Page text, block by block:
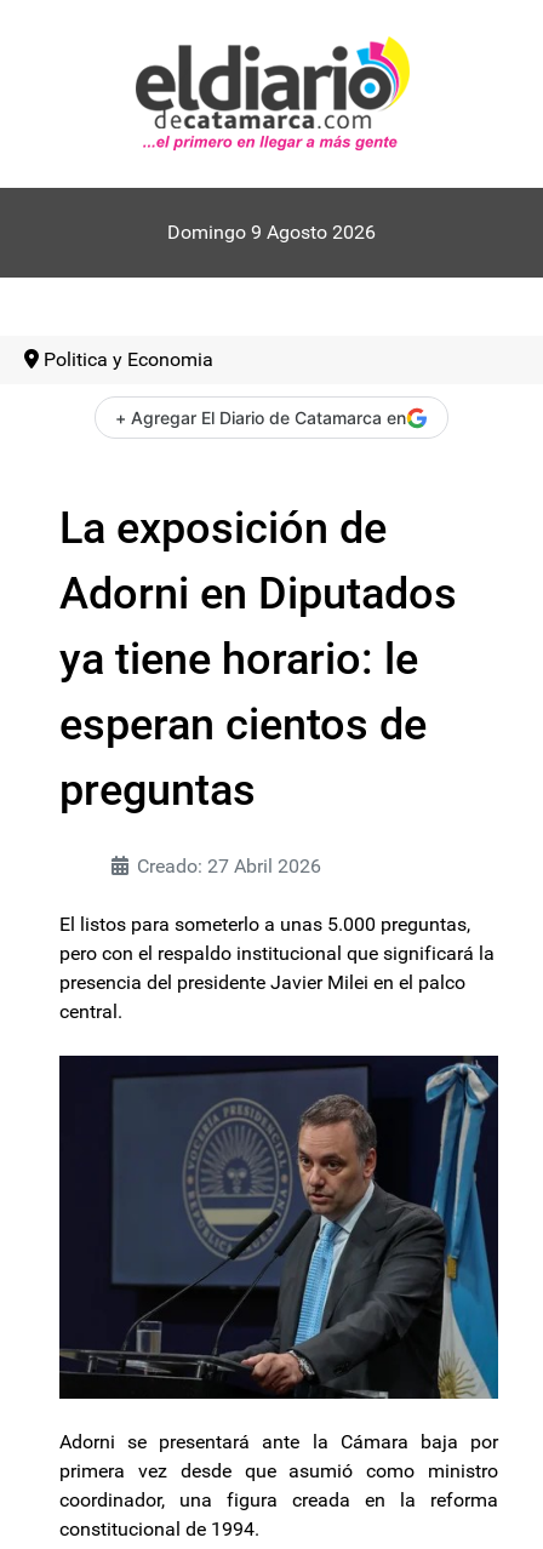
Domingo 9 Agosto 2026
Politica y Economia
+ Agregar El Diario de Catamarca en
La exposición de
Adorni en Diputados
ya tiene horario: le
esperan cientos de
preguntas
Creado: 27 Abril 2026
El listos para someterlo a unas 5.000 preguntas,
pero con el respaldo institucional que significará la
presencia del presidente Javier Milei en el palco
central.
Adorni se presentará ante la Cámara baja por
primera vez desde que asumió como ministro
coordinador, una figura creada en la reforma
constitucional de 1994.